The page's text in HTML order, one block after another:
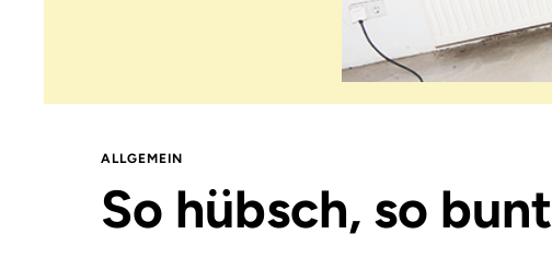
ALLGEMEIN
So hübsch, so bunt